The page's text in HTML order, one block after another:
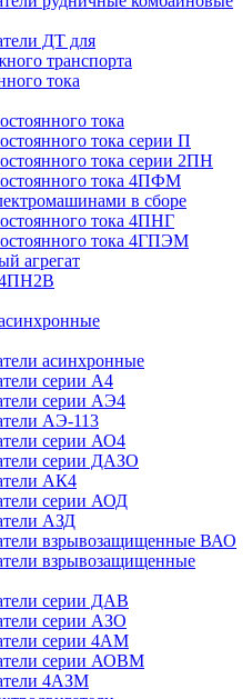
ДТ для
транспорта
тока
тока
тока серии П
тока серии 2ПН
тока 4ПФМ
в сборе
тока 4ПНГ
тока 4ГПЭМ
агрегат
4ПН2В
асинхронные
серии А4
серии АЭ4
АЭ-113
серии АО4
серии ДАЗО
АК4
серии АОД
АЗД
взрывозащищенные ВАО
взрывозащищенные
серии ДАВ
серии АЗО
серии 4АМ
серии АОВМ
4АЗМ